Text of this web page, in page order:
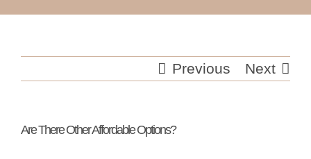
Previous Next
Are There Other Affordable Options?